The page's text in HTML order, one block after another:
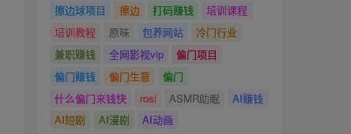
擦边球项目
擦边 打码赚钱
培训课程
培训教程
原味 包养网站
冷门行业
兼职赚钱
全网影视vip
偏门项目
偏门赚钱
偏门生意
偏门
什么偏门来钱快
rosi ASMR助眠
AI赚钱
AI短剧
AI漫剧 AI动画